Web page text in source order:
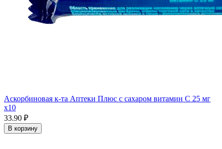
Аскорбиновая к-та Аптеки Плюс с сахаром витамин С 25 мг
x10
33.90 ₽
В корзину